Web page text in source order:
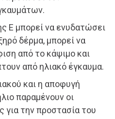
Ε μπορεί να ενυδατώσει
δέρμα, μπορεί να
από το κάψιμο και
από ηλιακό έγκαυμα.
και η αποφυγή
παραμένουν οι
για την προστασία του